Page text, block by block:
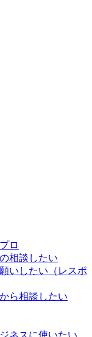
ロ
相談したい
いしたい（レスポ
ら相談したい
ネスに使いたい